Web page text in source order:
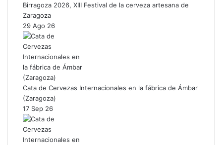
Birragoza 2026, XIII Festival de la cerveza artesana de
Zaragoza
29 Ago 26
Cata de Cervezas Internacionales en la fábrica de Ámbar
(Zaragoza)
17 Sep 26